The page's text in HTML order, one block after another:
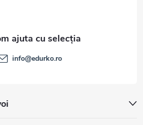
info@edurko.ro